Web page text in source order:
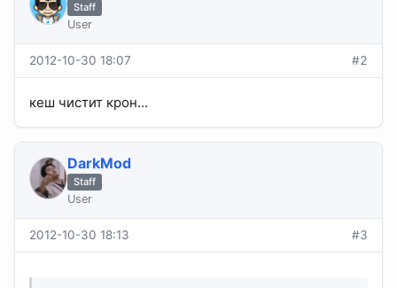
Staff
User
2012-10-30 18:07 #2
кеш чистит крон...
DarkMod
Staff
User
2012-10-30 18:13 #3